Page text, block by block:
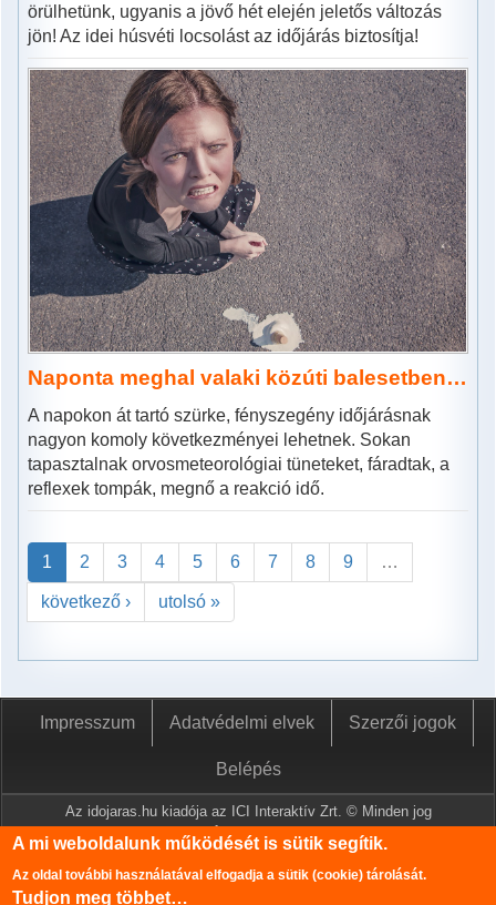
örülhetünk, ugyanis a jövő hét elején jeletős változás
jön! Az idei húsvéti locsolást az időjárás biztosítja!
Naponta meghal valaki közúti balesetben…
A napokon át tartó szürke, fényszegény időjárásnak
nagyon komoly következményei lehetnek. Sokan
tapasztalnak orvosmeteorológiai tüneteket, fáradtak, a
reflexek tompák, megnő a reakció idő.
1 2 3 4 5 6 7 8 9 …
következő › utolsó »
Impresszum Adatvédelmi elvek Szerzői jogok
Belépés
Az idojaras.hu kiadója az ICI Interaktív Zrt. © Minden jog
fenntartva.
A www.idojaras.hu oldalon megjelenő tartalmakat a szerzői jogról
szóló 1999. évi LXXVI. törvény értelmében az ICI Interaktív Zrt
írásos engedélye nélkül tilos lemásolni és közzétenni.
A mi weboldalunk működését is sütik segítik.
Az oldal további használatával elfogadja a sütik (cookie) tárolását.
Tudjon meg többet…